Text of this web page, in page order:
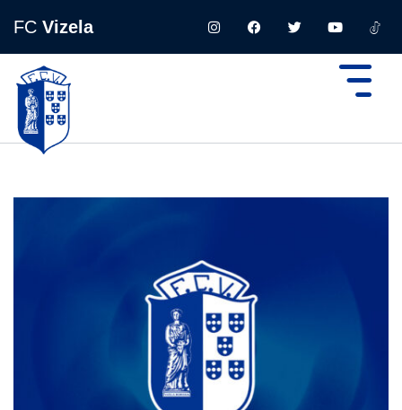
FC Vizela